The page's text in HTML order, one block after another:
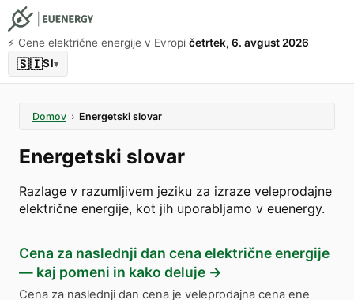
⚡️ Cene električne energije v Evropi četrtek, 6. avgust 2026
🇸🇮SI▾
Domov › Energetski slovar
Energetski slovar
Razlage v razumljivem jeziku za izraze veleprodajne
električne energije, kot jih uporabljamo v euenergy.
Cena za naslednji dan cena električne energije
— kaj pomeni in kako deluje →
Cena za naslednji dan cena je veleprodajna cena ene